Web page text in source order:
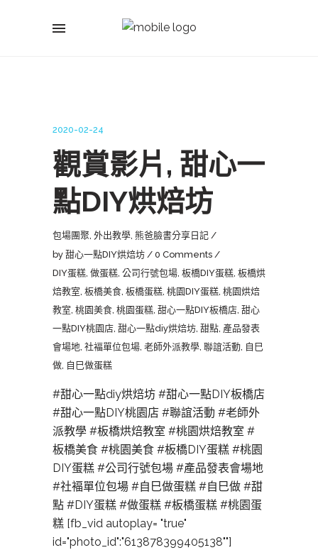
2020-02-24
觀賞影片, 甜心一
點DIY烘焙坊
包場團聚, 外出教學, 熊爸臉書分享日記
by 甜心一點DIY烘焙坊
0 Comments
DIY蛋糕, 做蛋糕, 公司行號包場, 板橋DIY蛋糕, 板橋烘
焙教室, 板橋美食, 板橋蛋糕, 桃園DIY蛋糕, 桃園烘焙
教室, 桃園美食, 桃園蛋糕, 甜心一點DIY板橋店, 甜心
一點DIY桃園店, 甜心一點diy烘焙坊, 甜點, 產品發表
會場地, 社褔單位包場, 老師外派教學, 聯誼活動, 自巳
做, 自巳做蛋糕
#甜心一點diy烘焙坊 #甜心一點DIY板橋店
#甜心一點DIY桃園店 #聯誼活動 #老師外
派教學 #板橋烘焙教室 #桃園烘焙教室 #
板橋美食 #桃園美食 #板橋DIY蛋糕 #桃園
DIY蛋糕 #公司行號包場 #產品發表會場地
#社褔單位包場 #自巳做蛋糕 #自巳做 #甜
點 #DIY蛋糕 #做蛋糕 #板橋蛋糕 #桃園蛋
糕 [fb_vid autoplay= "true"
id="photo_id":"613878399405138""]